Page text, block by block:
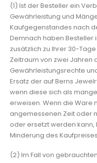
(1) Ist der Besteller ein
Gewährleistung und
Kaufgegenstandes nach
Demnach haben Besteller
zusätzlich zu Ihrer 30-
Zeitraum von zwei Jahren
Gewährleistungsrechte
Ersatz der auf Berns
wenn diese sich als
erweisen. Wenn die Ware
angemessenen Zeit oder
oder ersetzt werden
Minderung des
(2) Im Fall von